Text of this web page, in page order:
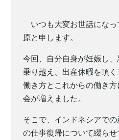
いつも大変お世話にな
原と申します。
今回、自分自身が妊娠し
乗り越え、出産休暇を頂
働き方とこれからの働き
会が増えました。
そこで、インドネシアで
の仕事復帰について綴ら